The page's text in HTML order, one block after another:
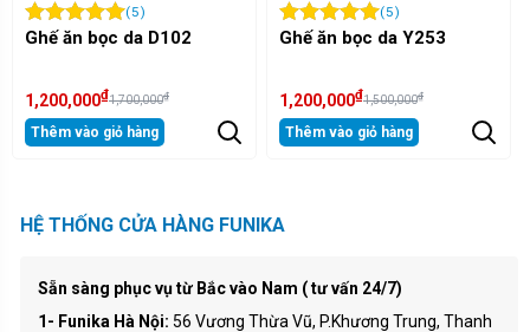
D102 Ghế ăn bọc da Y253
1,200,000 1,500,000
Thêm vào giỏ hàng
Ghế ăn hiện
1,700,000
Thêm vào giỏ
HỆ THỐNG CỬA HÀNG FUNIKA
Sẵn sàng phục vụ từ Bắc vào Nam ( tư vấn 24/7)
1- Funika Hà Nội: 56 Vương Thừa Vũ, P.Khương Trung, Thanh